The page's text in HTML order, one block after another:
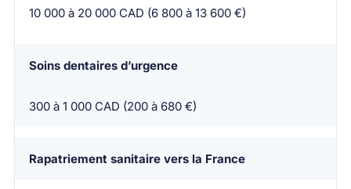
10 000 à 20 000 CAD (6 800 à 13 600 €)
Soins dentaires d’urgence
300 à 1 000 CAD (200 à 680 €)
Rapatriement sanitaire vers la France